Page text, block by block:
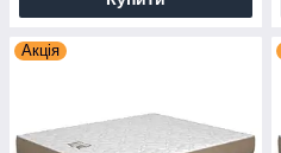
Акція